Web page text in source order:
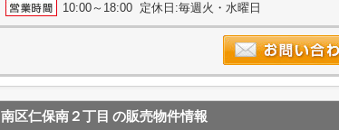
10:00～18:00 定休日:毎週火・水曜日
南区仁保南２丁目 の販売物件情報